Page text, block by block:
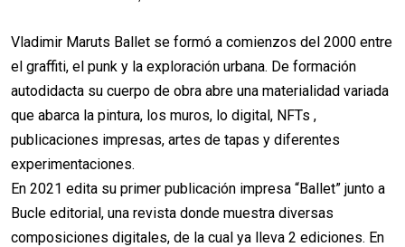
Vladimir Maruts Ballet se formó a comienzos del 2000 entre
el graffiti, el punk y la exploración urbana. De formación
autodidacta su cuerpo de obra abre una materialidad variada
que abarca la pintura, los muros, lo digital, NFTs ,
publicaciones impresas, artes de tapas y diferentes
experimentaciones.
En 2021 edita su primer publicación impresa “Ballet” junto a
Bucle editorial, una revista donde muestra diversas
composiciones digitales, de la cual ya lleva 2 ediciones. En